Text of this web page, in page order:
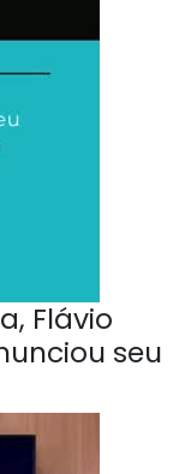
Flávio
seu